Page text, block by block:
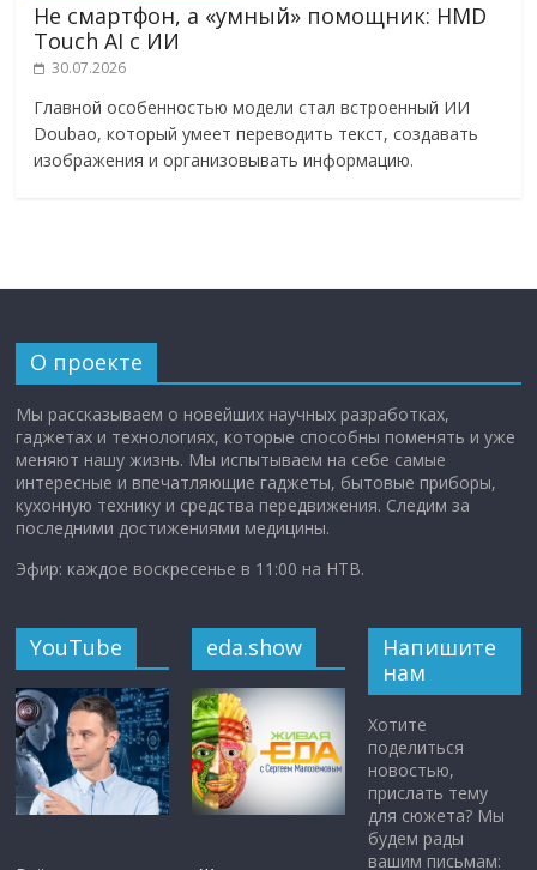
Не смартфон, а «умный» помощник: HMD
Touch AI с ИИ
30.07.2026
Главной особенностью модели стал встроенный ИИ
Doubao, который умеет переводить текст, создавать
изображения и организовывать информацию.
О проекте
Мы рассказываем о новейших научных разработках,
гаджетах и технологиях, которые способны поменять и уже
меняют нашу жизнь. Мы испытываем на себе самые
интересные и впечатляющие гаджеты, бытовые приборы,
кухонную технику и средства передвижения. Следим за
последними достижениями медицины.
Эфир: каждое воскресенье в 11:00 на НТВ.
YouTube eda.show
Напишите
нам
Хотите
поделиться
новостью,
прислать тему
для сюжета? Мы
будем рады
вашим письмам: